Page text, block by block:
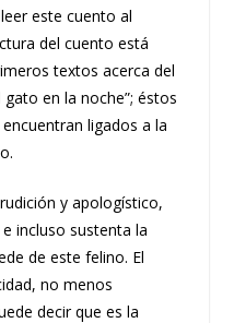
este cuento al
del cuento está
textos acerca del
gato en la noche”; éstos
ligados a la
y apologístico,
incluso sustenta la
de este felino. El
no menos
decir que es la